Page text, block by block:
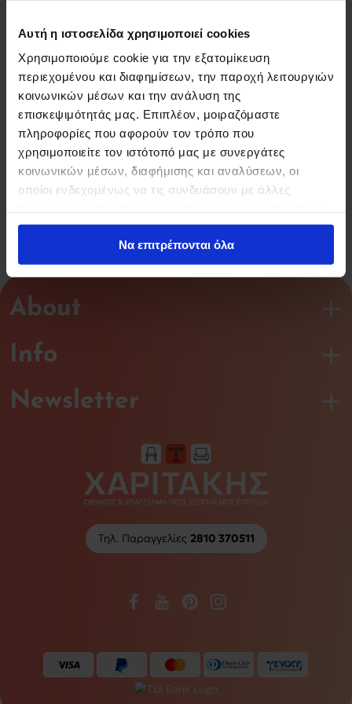
Αυτή η ιστοσελίδα χρησιμοποιεί cookies
Χρησιμοποιούμε cookie για την εξατομίκευση
περιεχομένου και διαφημίσεων, την παροχή λειτουργιών
κοινωνικών μέσων και την ανάλυση της
επισκεψιμότητάς μας. Επιπλέον, μοιραζόμαστε
πληροφορίες που αφορούν τον τρόπο που
χρησιμοποιείτε τον ιστότοπό μας με συνεργάτες
κοινωνικών μέσων, διαφήμισης και αναλύσεων, οι
οποίοι ενδεχομένως να τις συνδυάσουν με άλλες
έχουν συλλέξει σε σχέση με την από μέρους σας χρήση
των υπηρεσιών τους.Να επιτρέπονται όλα
Πάνω από 14.000
Προϊόντα
Εγγύηση
Επιστροφής
About
Info
Τηλ. Παραγγελίες 2810 370511
Newsletter